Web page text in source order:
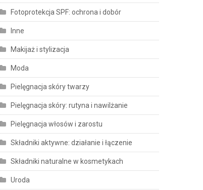
Fotoprotekcja SPF: ochrona i dobór
Inne
Makijaż i stylizacja
Moda
Pielęgnacja skóry twarzy
Pielęgnacja skóry: rutyna i nawilżanie
Pielęgnacja włosów i zarostu
Składniki aktywne: działanie i łączenie
Składniki naturalne w kosmetykach
Uroda